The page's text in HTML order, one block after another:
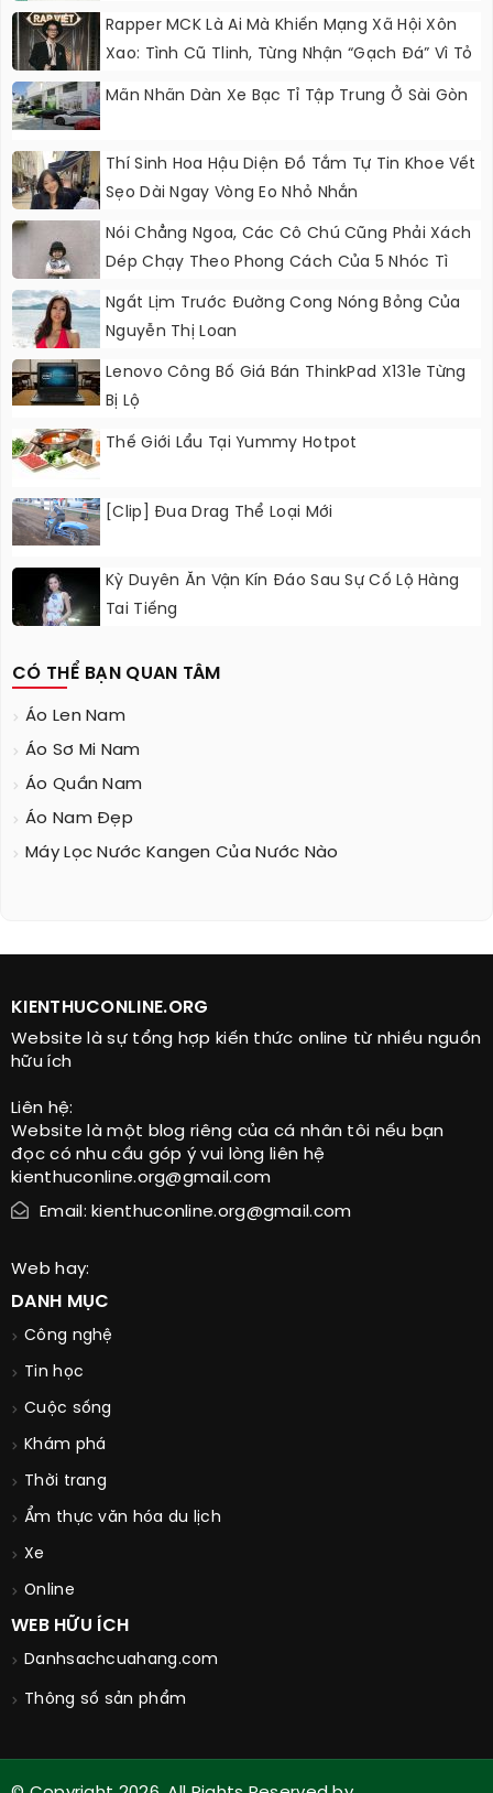
Rapper MCK Là Ai Mà Khiến Mạng Xã Hội Xôn
Xao: Tình Cũ Tlinh, Từng Nhận “gạch Đá” Vì Tỏ
Thái Độ Với Trường Giang
Mãn Nhãn Dàn Xe Bạc Tỉ Tập Trung Ở Sài Gòn
Thí Sinh Hoa Hậu Diện Đồ Tắm Tự Tin Khoe Vết
Sẹo Dài Ngay Vòng Eo Nhỏ Nhắn
Nói Chẳng Ngoa, Các Cô Chú Cũng Phải Xách
Dép Chạy Theo Phong Cách Của 5 Nhóc Tì
Này
Ngất Lịm Trước Đường Cong Nóng Bỏng Của
Nguyễn Thị Loan
Lenovo Công Bố Giá Bán ThinkPad X131e Từng
Bị Lộ
Thế Giới Lẩu Tại Yummy Hotpot
[Clip] Đua Drag Thể Loại Mới
Kỳ Duyên Ăn Vận Kín Đáo Sau Sự Cố Lộ Hàng
Tai Tiếng
CÓ THỂ BẠN QUAN TÂM
Áo Len Nam
Áo Sơ Mi Nam
Áo Quần Nam
Áo Nam Đẹp
Máy Lọc Nước Kangen Của Nước Nào
KIENTHUCONLINE.ORG
Website là sự tổng hợp kiến thức online từ nhiều nguồn
hữu ích
Liên hệ:
Website là một blog riêng của cá nhân tôi nếu bạn
đọc có nhu cầu góp ý vui lòng liên hệ
kienthuconline.org@gmail.com
Email: kienthuconline.org@gmail.com
Web hay:
DANH MỤC
Công nghệ
Tin học
Cuộc sống
Khám phá
Thời trang
Ẩm thực văn hóa du lịch
Xe
Online
WEB HỮU ÍCH
Danhsachcuahang.com
Thông số sản phẩm